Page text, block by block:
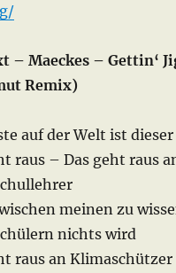
– Maeckes – Gettin‘
Remix)
auf der Welt ist
raus – Das geht raus
meinen zu
nichts wird
raus an